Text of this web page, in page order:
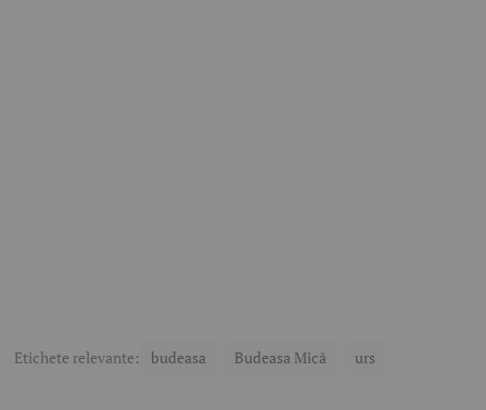
Etichete relevante: budeasa Budeasa Mică urs